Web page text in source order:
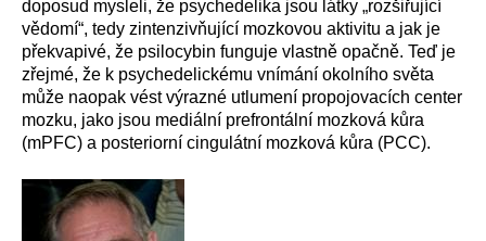
doposud mysleli, že psychedelika jsou látky „rozšiřující
vědomí“, tedy zintenzivňující mozkovou aktivitu a jak je
překvapivé, že psilocybin funguje vlastně opačně. Teď je
zřejmé, že k psychedelickému vnímání okolního světa
může naopak vést výrazné utlumení propojovacích center
mozku, jako jsou mediální prefrontální mozková kůra
(mPFC) a posteriorní cingulátní mozková kůra (PCC).